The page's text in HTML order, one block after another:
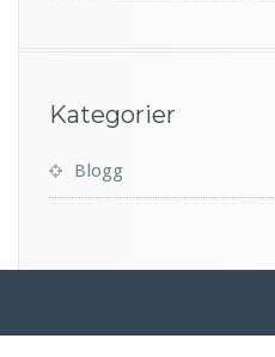
Kategorier
Blogg